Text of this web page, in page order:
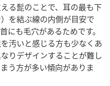
る髭のことで、耳の最も下
を結ぶ線の内側が目安で
にも毛穴があるためです。
汚いと感じる方も少なくあ
りデザインすることが難し
う方が多い傾向がありま